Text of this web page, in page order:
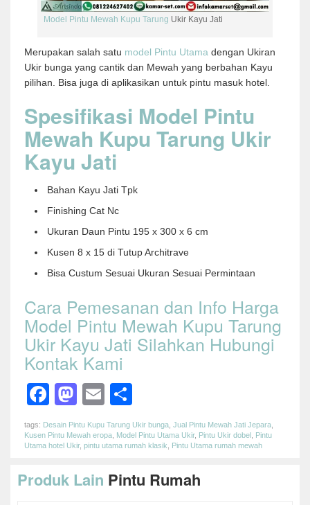
Model Pintu Mewah Kupu Tarung Ukir Kayu Jati
Merupakan salah satu model Pintu Utama dengan Ukiran
Ukir bunga yang cantik dan Mewah yang berbahan Kayu
pilihan. Bisa juga di aplikasikan untuk pintu masuk hotel.
Spesifikasi Model Pintu
Mewah Kupu Tarung Ukir
Kayu Jati
Bahan Kayu Jati Tpk
Finishing Cat Nc
Ukuran Daun Pintu 195 x 300 x 6 cm
Kusen 8 x 15 di Tutup Architrave
Bisa Custum Sesuai Ukuran Sesuai Permintaan
Cara Pemesanan dan Info Harga
Model Pintu Mewah Kupu Tarung
Ukir Kayu Jati Silahkan Hubungi
Kontak Kami
Facebook
Mastodon
Email
tags: Desain Pintu Kupu Tarung Ukir bunga Jual Pintu Mewah Jati Jepara
Kusen Pintu Mewah eropa Model Pintu Utama Ukir, Pintu Ukir dobel Pintu
Utama hotel Ukir, pintu utama rumah klasik Pintu Utama rumah mewah
Produk Lain Pintu Rumah